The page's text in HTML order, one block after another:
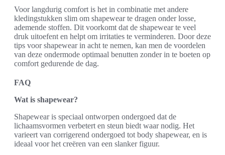
Voor langdurig comfort is het in combinatie met andere
kledingstukken slim om shapewear te dragen onder losse,
ademende stoffen. Dit voorkomt dat de shapewear te veel
druk uitoefent en helpt om irritaties te verminderen. Door deze
tips voor shapewear in acht te nemen, kan men de voordelen
van deze ondermode optimaal benutten zonder in te boeten op
comfort gedurende de dag.
FAQ
Wat is shapewear?
Shapewear is speciaal ontworpen ondergoed dat de
lichaamsvormen verbetert en steun biedt waar nodig. Het
varieert van corrigerend ondergoed tot body shapewear, en is
ideaal voor het creëren van een slanker figuur.